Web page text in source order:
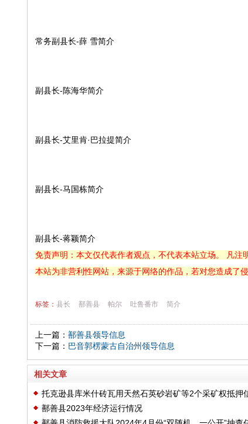
常务副县长-薛 雪简介
副县长-陈海华简介
副县长-艾里肯·巴拉提简介
副县长-马国栋简介
副县长-蒋颖简介
免责声明：本文仅代表作者观点，不代表本站立场。 凡注
本站为非营利性网站，来源于网络的作品，若对您造成了
标签： 县长 鄯善县 帕尔 吐鲁番市
简介
上一篇： 鄯善县领导信息
下一篇： 巴音郭楞蒙古自治州领导信息
相关文章
托克逊县库米什砖瓦用天然石英砂岩矿等2个采矿权抵押
记公示
鄯善县2023年经济运行情况